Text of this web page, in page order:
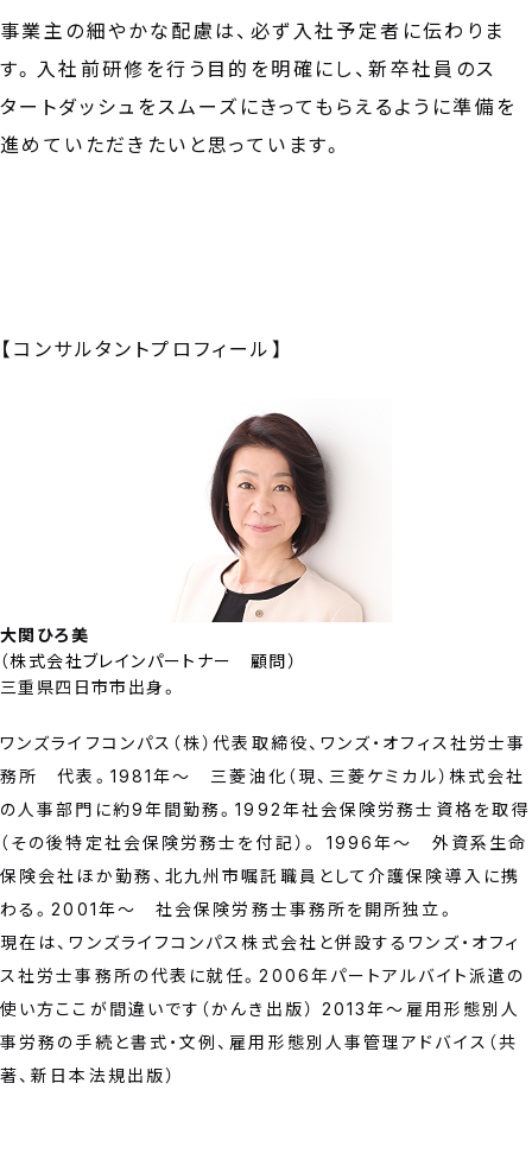
事業主の細やかな配慮は、必ず入社予定者に伝わりま
す。入社前研修を行う目的を明確にし、新卒社員のス
タートダッシュをスムーズにきってもらえるように準備を
進めていただきたいと思っています。
【コンサルタントプロフィール】
大関ひろ美
（株式会社ブレインパートナー 顧問）
三重県四日市市出身。
ワンズライフコンパス（株）代表取締役、ワンズ・オフィス社労士事
務所 代表。1981年～ 三菱油化（現、三菱ケミカル）株式会社
の人事部門に約9年間勤務。1992年社会保険労務士資格を取得
（その後特定社会保険労務士を付記）。 1996年～ 外資系生命
保険会社ほか勤務、北九州市嘱託職員として介護保険導入に携
わる。2001年～ 社会保険労務士事務所を開所独立。
現在は、ワンズライフコンパス株式会社と併設するワンズ・オフィ
ス社労士事務所の代表に就任。2006年パートアルバイト派遣の
使い方ここが間違いです（かんき出版） 2013年～雇用形態別人
事労務の手続と書式・文例、雇用形態別人事管理アドバイス（共
著、新日本法規出版）